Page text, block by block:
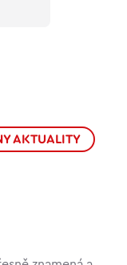
AKTUALITY